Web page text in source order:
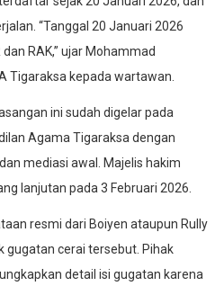
“Tanggal 20 Januari 2026
RAK,” ujar Mohammad
Tigaraksa kepada wartawan.
ini sudah digelar pada
Agama Tigaraksa dengan
mediasi awal. Majelis hakim
lanjutan pada 3 Februari 2026.
resmi dari Boiyen ataupun Rully
gugatan cerai tersebut. Pihak
detail isi gugatan karena